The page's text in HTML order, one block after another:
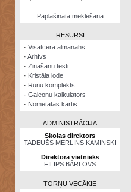
NomētātāsPaplašinātā meklēšana
RESURSI
· Visatcera almanahs
· Arhīvs
· Zināšanu testi
· Kristāla lode
· Rūnu komplekts
· Galeonu kalkulators
· Nomētātās kārtis
ADMINISTRĀCIJA
Skolas direktors
TADEUŠS MERLINS KAMINSKI
Direktora vietnieks
FILIPS BĀRLOVS
TORŅU VECĀKIE